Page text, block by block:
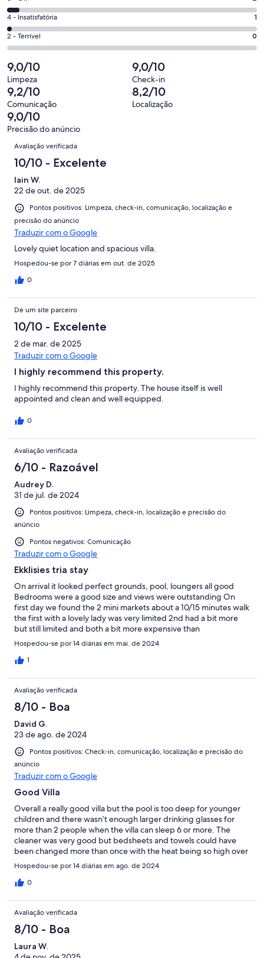
35
de
44
avaliações
-
Boa.
6
de
avaliações
6
-
Ok.
2
de
44
avaliações
Nota
4
-
1
de
44
avaliações
4 - Insatisfatória 1
Nota
2
-
Terrível.
0
de
44
avaliações
2 - Terrível 0
9,0/10
Limpeza
9,0/10
Check-in
9,2/10
Comunicação
8,2/10
Localização
9,0/10
Precisão do anúncio
Avaliações
Avaliação verificada
10/10 - Excelente
Iain W.
22 de out. de 2025
Pontos positivos: Limpeza, check-in, comunicação, localização e
precisão do anúncio
Traduzir com o Google
Lovely quiet location and spacious villa.
Hospedou-se por 7 diárias em out. de 2025
0
De um site parceiro
10/10 - Excelente
2 de mar. de 2025
Traduzir com o Google
I highly recommend this property.
I highly recommend this property. The house itself is well
appointed and clean and well equipped.
0
Avaliação verificada
6/10 - Razoável
Audrey D.
31 de jul. de 2024
Pontos positivos: Limpeza, check-in, localização e precisão do
anúncio
Pontos negativos: Comunicação
Traduzir com o Google
Ekklisies tria stay
On arrival it looked perfect grounds, pool, loungers all good
Bedrooms were a good size and views were outstanding On
first day we found the 2 mini markets about a 10/15 minutes walk
the first with a lovely lady was very limited 2nd had a bit more
but still limited and both a bit more expensive than
supermarkets There are 2 tavernas 1 we never saw open the
other
Hospedou-se por 14 diárias em mai. de 2024
1
Avaliação verificada
8/10 - Boa
David G.
23 de ago. de 2024
Pontos positivos: Check-in, comunicação, localização e precisão do
anúncio
Traduzir com o Google
Good Villa
Overall a really good villa but the pool is too deep for younger
children and there wasn’t enough larger drinking glasses for
more than 2 people when the villa can sleep 6 or more. The
cleaner was very good but bedsheets and towels could have
been changed more than once with the heat being so high over
the 14 days.
Hospedou-se por 14 diárias em ago. de 2024
0
Avaliação verificada
8/10 - Boa
Laura W.